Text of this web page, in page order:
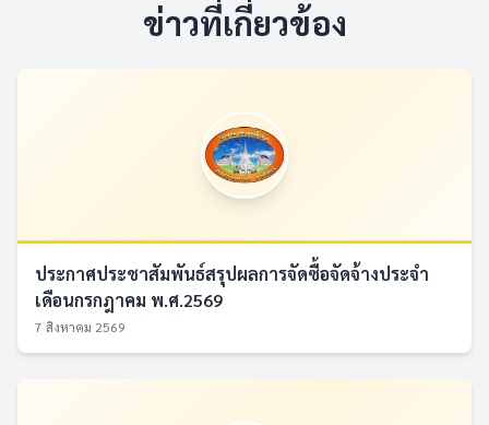
ข่าวที่เกี่ยวข้อง
ประกาศประชาสัมพันธ์สรุปผลการจัดซื้อจัดจ้างประจำ
เดือนกรกฎาคม พ.ศ.2569
7 สิงหาคม 2569